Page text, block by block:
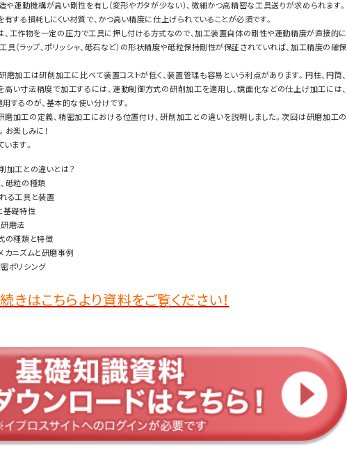
や運動機構が高い剛性を有し（変形やガタが少ない）、微細かつ高精密な工具送りが求められます。
する損耗しにくい材質で、かつ高い精度に仕上げられていることが必須です。
、工作物を一定の圧力で工具に押し付ける方式なので、加工装置自体の剛性や運動精度が直接的に
（ラップ、ポリッシャ、砥石など）の形状精度や砥粒保持剛性が保証されていれば、加工精度の確保
磨加工は研削加工に比べて装置コストが低く、装置管理も容易という利点があります。円柱、円筒、
高い寸法精度で加工するには、運動制御方式の研削加工を適用し、鏡面化などの仕上げ加工には、
するのが、基本的な使い分けです。
加工の定義、精密加工における位置付け、研削加工との違いを説明しました。次回は研磨加工の
お楽しみに！
ます。
工との違いとは？
砥粒の種類
る工具と装置
基礎特性
磨法
の種類と特徴
ニズムと研磨事例
ポリシング
はこちらより資料をご覧ください！